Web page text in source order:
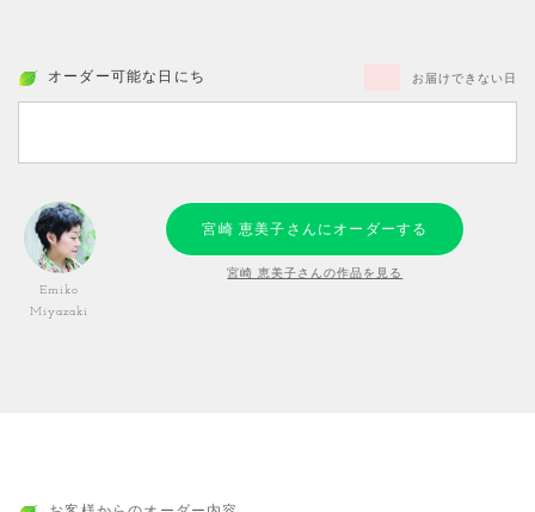
オーダー可能な日にち お届けできない日
Emiko
Miyazaki
宮崎 恵美子さんにオーダーする
宮崎 恵美子さんの作品を見る